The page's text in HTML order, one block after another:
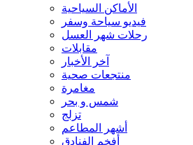
الأماكن السياحية
فيديو سياحة وسفر
رحلات شهر العسل
مقابلات
آخر الأخبار
منتجعات صحية
مغامرة
شمس و بحر
تزلج
أشهر المطاعم
أفخم الفنادق